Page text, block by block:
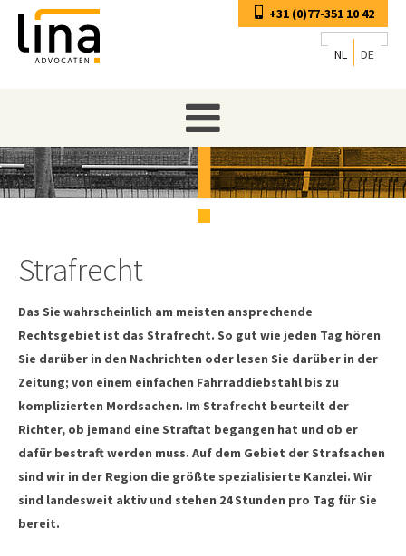
+31 (0)77-351 10 42
NL DE
Strafrecht
Das Sie wahrscheinlich am meisten ansprechende
Rechtsgebiet ist das Strafrecht. So gut wie jeden Tag hören
Sie darüber in den Nachrichten oder lesen Sie darüber in der
Zeitung; von einem einfachen Fahrraddiebstahl bis zu
komplizierten Mordsachen. Im Strafrecht beurteilt der
Richter, ob jemand eine Straftat begangen hat und ob er
dafür bestraft werden muss. Auf dem Gebiet der Strafsachen
sind wir in der Region die größte spezialisierte Kanzlei. Wir
sind landesweit aktiv und stehen 24 Stunden pro Tag für Sie
bereit.